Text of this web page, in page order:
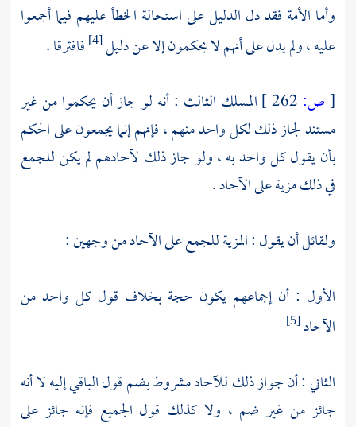
وأما الأمة فقد دل الدليل على استحالة الخطأ عليهم فيما أجمعوا
عليه ، ولم يدل على أنهم لا يحكمون إلا عن دليل[4]
فافترقا .
[ص:
المسلك الثالث : أنه لو جاز أن يحكموا من غير
مستند لجاز ذلك لكل واحد منهم ، فإنهم إنما يجمعون على الحكم
بأن يقول كل واحد به ، ولو جاز ذلك لآحادهم لم يكن للجمع
في ذلك مزية على الآحاد .
ولقائل أن يقول : المزية للجمع على الآحاد من وجهين :
الأول : أن إجماعهم يكون حجة بخلاف قول كل واحد من
الآحاد[5]
الثاني : أن جواز ذلك للآحاد مشروط بضم قول الباقي إليه لا أنه
جائز من غير ضم ، ولا كذلك قول الجميع فإنه جائز على